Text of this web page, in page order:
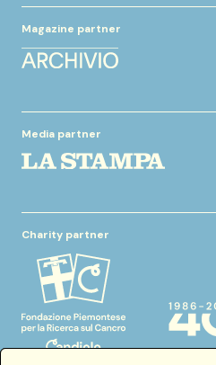
Magazine partner
Media partner
Charity partner